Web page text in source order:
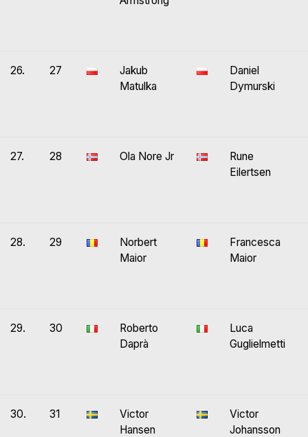
26. 27
Jakub
Matulka
Daniel
Dymurski
27. 28 Ola Nore Jr
Rune
Eilertsen
28. 29
Norbert
Maior
Francesca
Maior
29. 30
Roberto
Daprà
Luca
Guglielmetti
30. 31
Victor
Hansen
Victor
Johansson